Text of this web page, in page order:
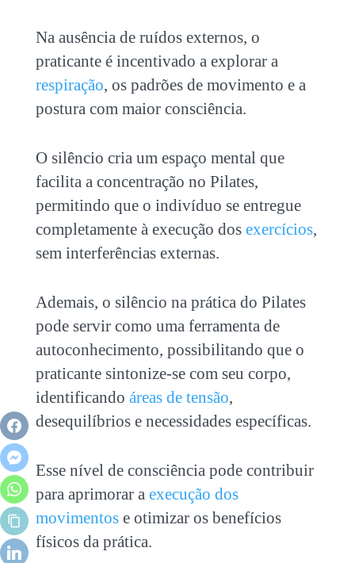
Na ausência de ruídos externos, o
praticante é incentivado a explorar a
respiração, os padrões de movimento e a
postura com maior consciência.
O silêncio cria um espaço mental que
facilita a concentração no Pilates,
permitindo que o indivíduo se entregue
completamente à execução dos exercícios,
sem interferências externas.
Ademais, o silêncio na prática do Pilates
pode servir como uma ferramenta de
autoconhecimento, possibilitando que o
praticante sintonize-se com seu corpo,
identificando áreas de tensão,
desequilíbrios e necessidades específicas.
Esse nível de consciência pode contribuir
para aprimorar a execução dos
movimentose otimizar os benefícios
físicos da prática.